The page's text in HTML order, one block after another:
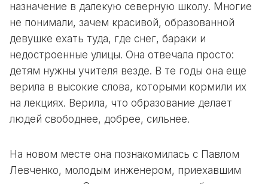
назначение в далекую северную школу. Многие
не понимали, зачем красивой, образованной
девушке ехать туда, где снег, бараки и
недостроенные улицы. Она отвечала просто:
детям нужны учителя везде. В те годы она еще
верила в высокие слова, которыми кормили их
на лекциях. Верила, что образование делает
людей свободнее, добрее, сильнее.
На новом месте она познакомилась с Павлом
Левченко, молодым инженером, приехавшим